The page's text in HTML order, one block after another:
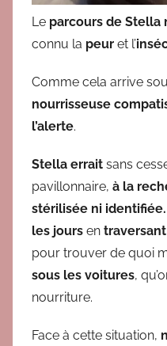
Le parcours de Stella
connu la peur et l’
Comme cela arrive
nourrisseuse
l’alerte.
Stella errait sans
pavillonnaire, à la re
stérilisée ni identifiée.
les jours en
pour trouver de quoi
sous les voitures, qu
nourriture.
Face à cette situation,